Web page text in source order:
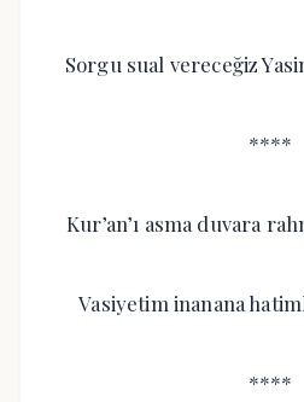
Sorgu sual vereceğiz
****
Kur’an’ı asma duvara
Vasiyetim inanana
****